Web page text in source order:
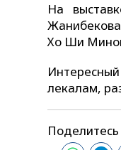
На
Хо Ши
лекалам,
Поделитесь